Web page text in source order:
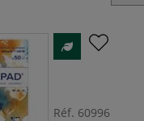
Réf. 60996